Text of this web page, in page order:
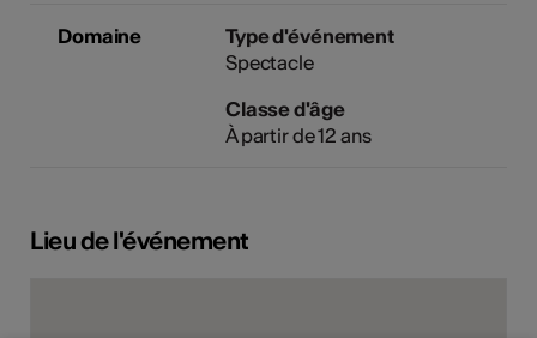
Domaine
Type d'événement
Spectacle
Classe d'âge
À partir de 12 ans
Lieu de l'événement